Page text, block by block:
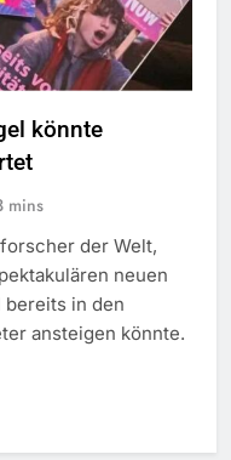
könnte
mins
der Welt,
neuen
bereits in den
ansteigen könnte.